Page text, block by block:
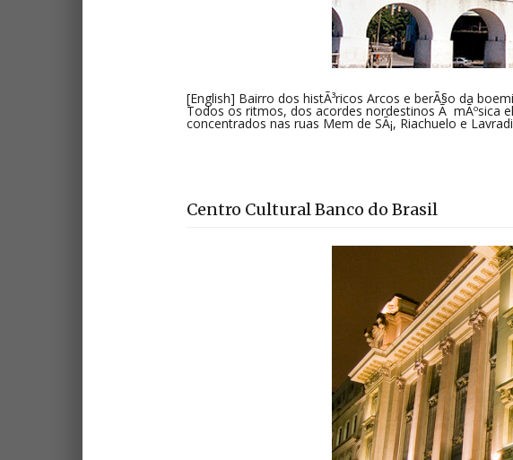
[English] Bairro dos histÃ³ricos Arcos e berÃ§o da
Todos os ritmos, dos acordes nordestinos Ã mÃºsica
concentrados nas ruas Mem de SÃ¡, Riachuelo e
Centro Cultural Banco do Brasil